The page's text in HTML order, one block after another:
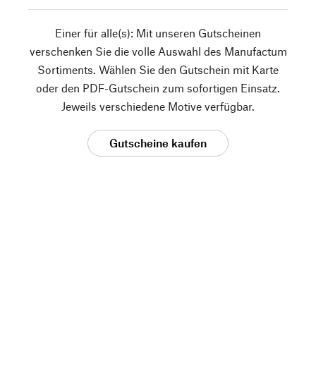
Einer für alle(s): Mit unseren Gutscheinen
verschenken Sie die volle Auswahl des Manufactum
Sortiments. Wählen Sie den Gutschein mit Karte
oder den PDF-Gutschein zum sofortigen Einsatz.
Jeweils verschiedene Motive verfügbar.
Gutscheine kaufen